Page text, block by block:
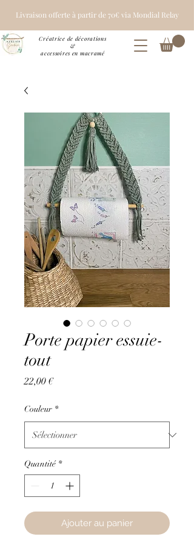
Livraison offerte à partir de 70€ via Mondial Relay
Créatrice de décorations
&
accessoires en macramé
Porte papier essuie-
tout
22,00 €Prix
Couleur *
Quantité *
Ajouter au panier